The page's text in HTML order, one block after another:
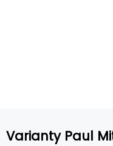
Varianty Paul